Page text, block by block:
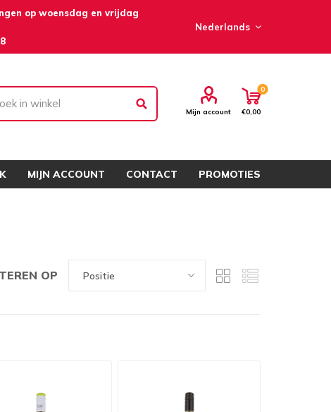
op woensdag en vrijdag
Mijn account
0
€0,00
MIJN ACCOUNT CONTACT PROMOTIES
OP